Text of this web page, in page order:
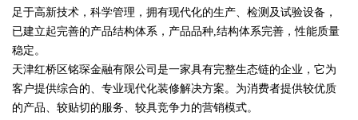
足于高新技术，科学管理，拥有现代化的生产、检测及试验设备，
已建立起完善的产品结构体系，产品品种,结构体系完善，性能质量
稳定。
天津红桥区铭琛金融有限公司是一家具有完整生态链的企业，它为
客户提供综合的、专业现代化装修解决方案。为消费者提供较优质
的产品、较贴切的服务、较具竞争力的营销模式。